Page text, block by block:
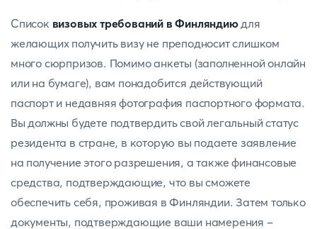
Список визовых требований в Финляндиюдля
желающих получить визу не преподносит слишком
много сюрпризов. Помимо анкеты (заполненной онлайн
или на бумаге), вам понадобится действующий
паспорт и недавняя фотография паспортного формата.
Вы должны будете подтвердить свой легальный статус
резидента в стране, в которую вы подаете заявление
на получение этого разрешения, а также финансовые
средства, подтверждающие, что вы сможете
обеспечить себя, проживая в Финляндии. Затем только
документы, подтверждающие ваши намерения -